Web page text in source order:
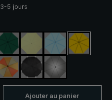
5 jours
vert foncévert clair bleu clairjaune
/ orange à carreaux
orange / jaunenoir, avec bandes
argent, protection
Ajouter au panier